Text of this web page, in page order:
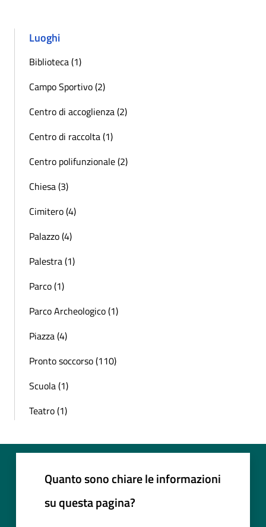
Luoghi
Biblioteca (1)
Campo Sportivo (2)
Centro di accoglienza (2)
Centro di raccolta (1)
Centro polifunzionale (2)
Chiesa (3)
Cimitero (4)
Palazzo (4)
Palestra (1)
Parco (1)
Parco Archeologico (1)
Piazza (4)
Pronto soccorso (110)
Scuola (1)
Teatro (1)
Quanto sono chiare le informazioni
su questa pagina?